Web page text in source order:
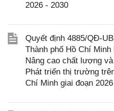
2026 - 2030
Quyết định 4885/QĐ-
Thành phố Hồ Chí
Nâng cao chất lượng
Phát triển thị trường
Chí Minh giai đoạn